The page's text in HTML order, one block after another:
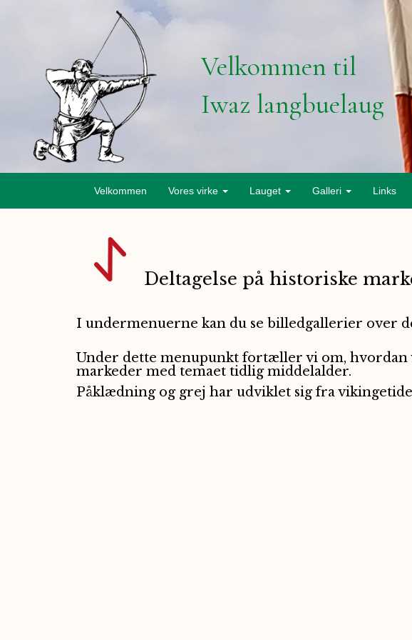
Velkommen til
Iwaz langbuelaug
Velkommen Vores virke Lauget Galleri Links
Deltagelse på historiske
I undermenuerne kan du se billedgallerier over
Under dette menupunkt fortæller vi om, hvordan
markeder med temaet tidlig middelalder.
Påklædning og grej har udviklet sig fra